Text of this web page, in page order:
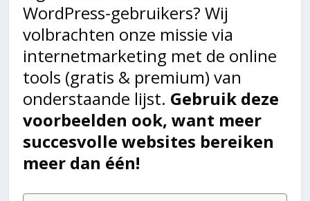
WordPress-gebruikers? Wij
volbrachten onze missie via
internetmarketing met de online
tools (gratis & premium) van
onderstaande lijst. Gebruik deze
voorbeelden ook, want meer
succesvolle websites bereiken
meer dan één!